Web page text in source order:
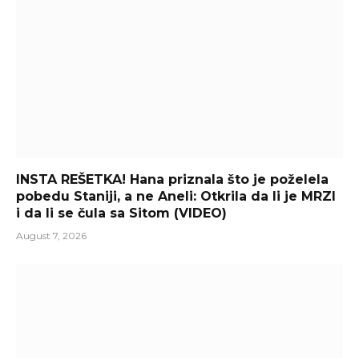
INSTA REŠETKA! Hana priznala što je poželela
pobedu Staniji, a ne Aneli: Otkrila da li je MRZI
i da li se čula sa Sitom (VIDEO)
August 7, 2026